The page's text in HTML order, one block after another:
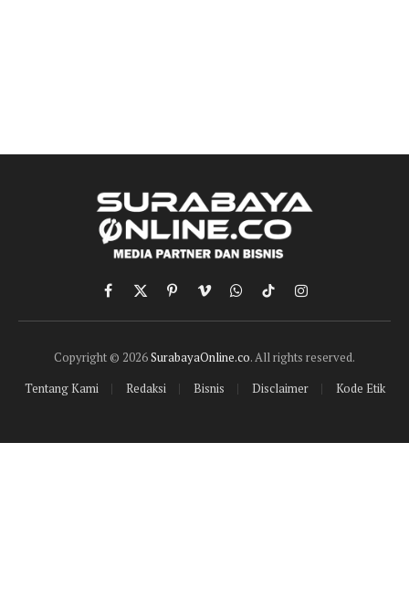
Facebook
X
(Twitter)
PinterestVimeoWhatsApp
TikTokInstagram
Copyright © 2026SurabayaOnline.co. All rights reserved.
Tentang Kami
Redaksi Bisnis Disclaimer Kode Etik